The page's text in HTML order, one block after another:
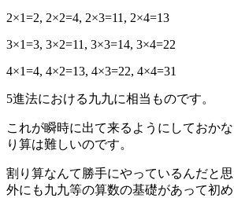
2×1=2, 2×2=4, 2×3=11, 2×4=13
3×1=3, 3×2=11, 3×3=14, 3×4=22
4×1=4, 4×2=13, 4×3=22, 4×4=31
5進法における九九に相当ものです。
これが瞬時に出て来るようにしておか
り算は難しいのです。
割り算なんて勝手にやっているんだと
外にも九九等の算数の基礎があって初